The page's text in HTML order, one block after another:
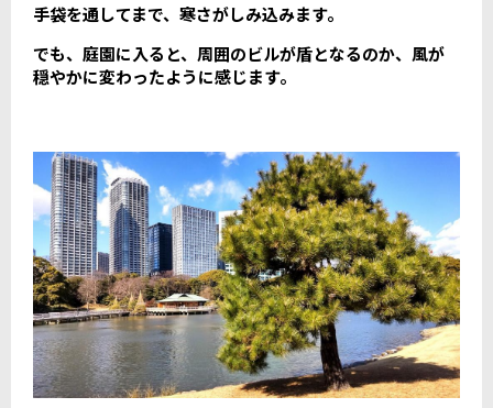
手袋を通してまで、寒さがしみ込みます。
でも、庭園に入ると、周囲のビルが盾となるのか、風が
穏やかに変わったように感じます。